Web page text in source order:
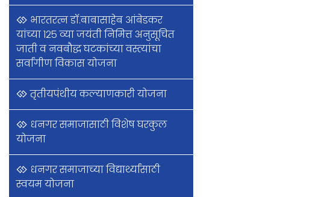
भारतरत्न डॉ.बाबासाहेब आंबेडकर
यांच्या १२५ व्या जयंती निमित्त अनुसूचित
जाती व नवबौद्ध घटकांच्या वस्त्यांचा
सर्वांगीण विकास योजना
तृतीयपंथीय कल्याणकारी योजना
धनगर समाजासाठी विशेष घरकुल
योजना
धनगर समाजाच्या विद्यार्थ्यांसाठी
स्वयम योजना